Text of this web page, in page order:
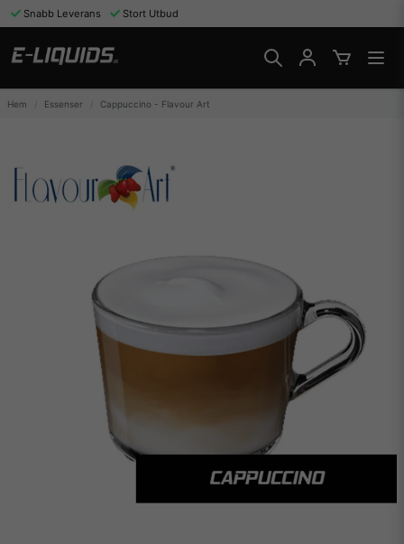
Snabb Leverans Stort Utbud
Hem Essenser Cappuccino - Flavour Art